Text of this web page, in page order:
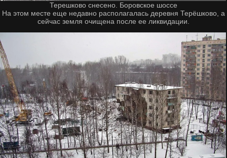
Терешково снесено. Боровское шоссе
На этом месте еще недавно располагалась деревня Терёшково, а
сейчас земля очищена после ее ликвидации.